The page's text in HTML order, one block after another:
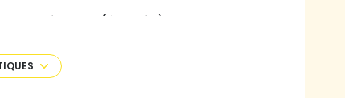
américaine (équipée)